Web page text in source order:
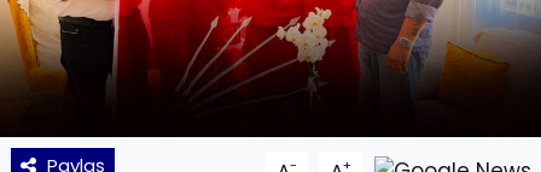
Paylaş - +
Siyaset
SPOR
TEKNOLOJİ